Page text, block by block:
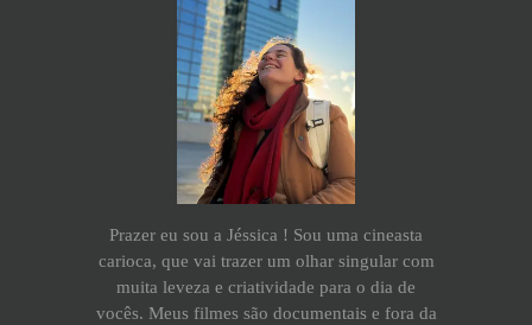
Prazer eu sou a Jéssica ! Sou uma cineasta
carioca, que vai trazer um olhar singular com
muita leveza e criatividade para o dia de
vocês. Meus filmes são documentais e fora da